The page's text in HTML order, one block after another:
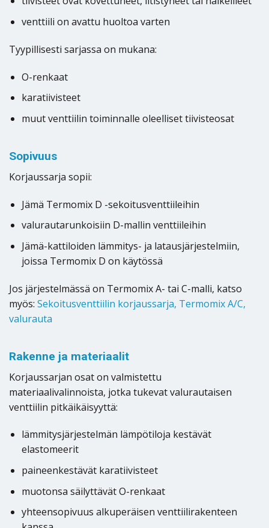
venttiili on avattu huoltoa varten
Tyypillisesti sarjassa on mukana:
O-renkaat
karatiivisteet
muut venttiilin toiminnalle oleelliset tiivisteosat
Sopivuus
Korjaussarja sopii:
Jämä Termomix D -sekoitusventtiileihin
valurautarunkoisiin D-mallin venttiileihin
Jämä-kattiloiden lämmitys- ja latausjärjestelmiin,
joissa Termomix D on käytössä
Jos järjestelmässä on Termomix A- tai C-malli, katso
myös: Sekoitusventtiilin korjaussarja, Termomix A/C,
valurauta
Rakenne ja materiaalit
Korjaussarjan osat on valmistettu
materiaalivalinnoista, jotka tukevat valurautaisen
venttiilin pitkäikäisyyttä:
lämmitysjärjestelmän lämpötiloja kestävät
elastomeerit
paineenkestävät karatiivisteet
muotonsa säilyttävät O-renkaat
yhteensopivuus alkuperäisen venttiilirakenteen